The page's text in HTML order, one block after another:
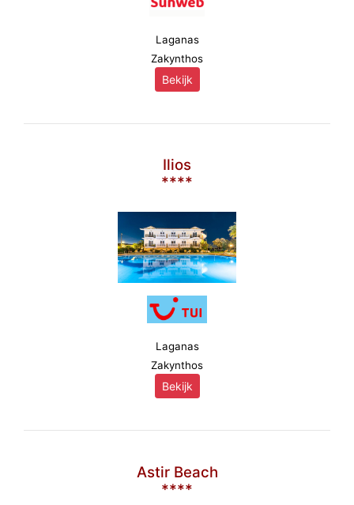
Laganas
Zakynthos
Bekijk
Ilios
****
Laganas
Zakynthos
Bekijk
Astir Beach
****